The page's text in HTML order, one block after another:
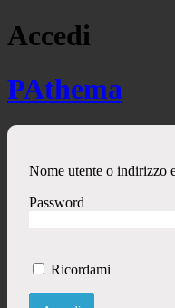
Accedi
PAthema
Nome utente o indirizzo
Password
Ricordami